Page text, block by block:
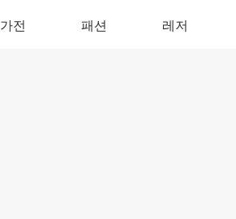
가전 패션 레저